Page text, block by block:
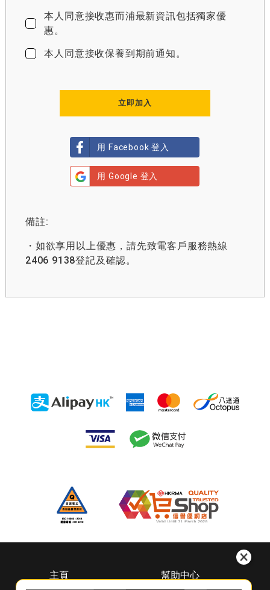
本人同意接收惠而浦最新資訊包括獨家優
惠。
本人同意接收保養到期前通知。
立即加入
用 Facebook 登入
用 Google 登入
備註:
・如欲享用以上優惠，請先致電客戶服務熱線
2406 9138登記及確認。
主頁
幫助中心